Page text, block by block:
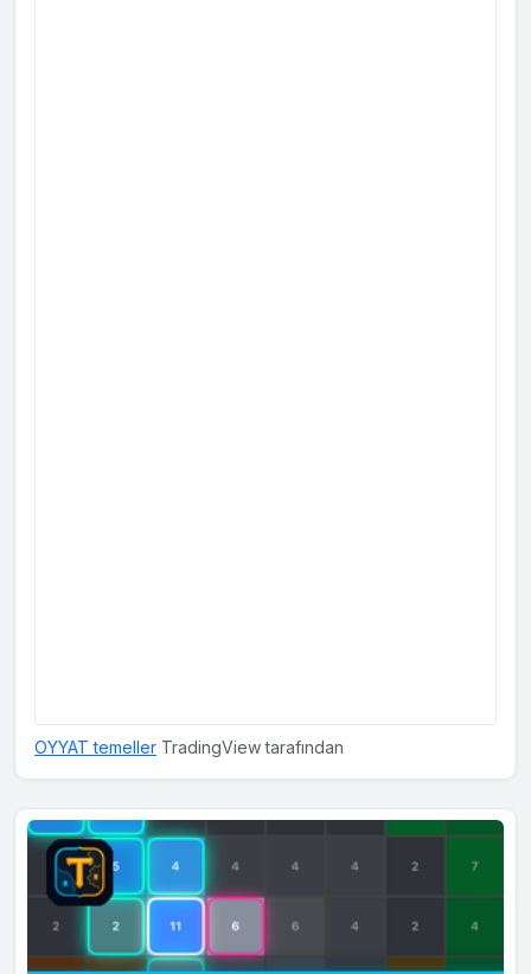
OYYAT temeller TradingView tarafından